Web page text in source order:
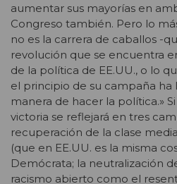
aumentar sus mayorías en
Congreso también. Pero lo
no es la carrera de caballos -
revolución que se encuentra
de la política de EE.UU., o lo
el principio de su campaña ha
manera de hacer la política.»
victoria se reflejará en tres
recuperación de la clase
(que en EE.UU. es la misma
Demócrata; la neutralización
racismo abierto como el